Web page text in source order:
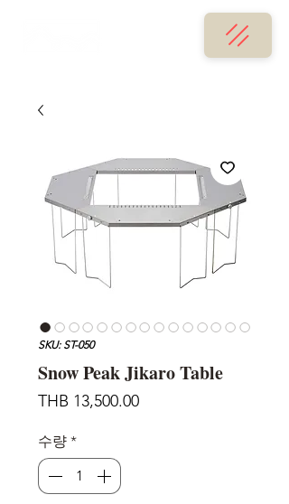
SKU: ST-050
Snow Peak Jikaro Table
THB 13,500.00가
수량 *